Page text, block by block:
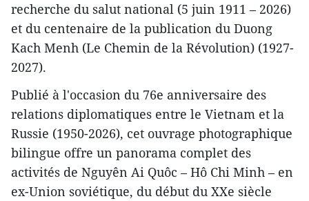
recherche du salut national (5 juin 1911 – 2026)
et du centenaire de la publication du Duong
Kach Menh (Le Chemin de la Révolution) (1927-
2027).
Publié à l'occasion du 76e anniversaire des
relations diplomatiques entre le Vietnam et la
Russie (1950-2026), cet ouvrage photographique
bilingue offre un panorama complet des
activités de Nguyên Ai Quôc – Hô Chi Minh – en
ex-Union soviétique, du début du XXe siècle